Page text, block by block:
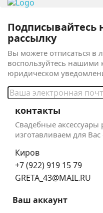
Подписывайтесь
рассылку
Вы можете отписаться в
воспользуйтесь
юридическом
контакты
Свадебные
изготавливаем для
Киров
+7 (922) 919 15 79
GRETA_43@MAIL.RU
Ваш аккаунт